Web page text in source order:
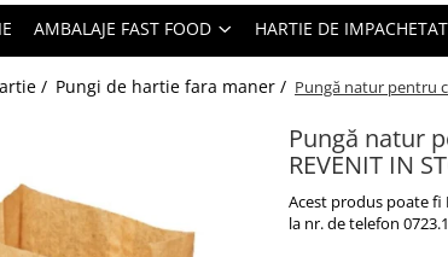
AMBALAJE FAST FOOD HARTIE DE IMPACHETAT
/ Pungi de hartie fara maner / Pungă natur pentru
Pungă natur
REVENIT IN
Acest produs poate fi
la nr. de telefon